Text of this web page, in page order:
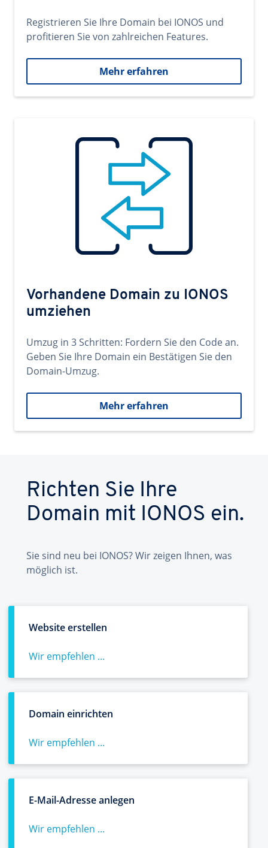
Registrieren Sie Ihre Domain bei IONOS und
profitieren Sie von zahlreichen Features.
Mehr erfahren
Vorhandene Domain zu IONOS
umziehen
Umzug in 3 Schritten: Fordern Sie den Code an.
Geben Sie Ihre Domain ein Bestätigen Sie den
Domain-Umzug.
Mehr erfahren
Richten Sie Ihre
Domain mit IONOS ein.
Sie sind neu bei IONOS? Wir zeigen Ihnen, was
möglich ist.
Website erstellen
Wir empfehlen ...
Domain einrichten
Wir empfehlen ...
E-Mail-Adresse anlegen
Wir empfehlen ...